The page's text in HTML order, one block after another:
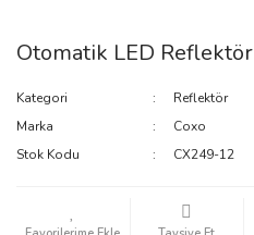
Otomatik LED Reflektör
Kategori
Reflektör
Marka
Coxo
Stok Kodu
CX249-12